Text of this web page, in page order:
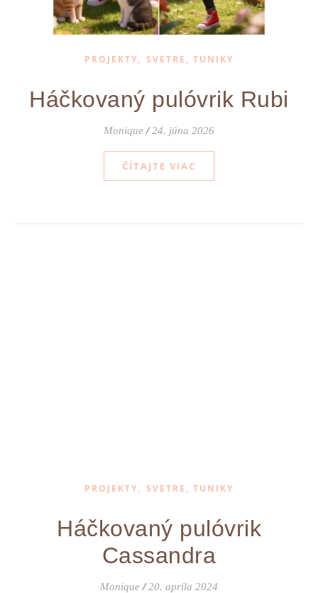
PROJEKTY, SVETRE, TUNIKY
Háčkovaný pulóvrik Rubi
Monique / 24. júna 2026
ČÍTAJTE VIAC
PROJEKTY, SVETRE, TUNIKY
Háčkovaný pulóvrik
Cassandra
Monique / 20. apríla 2024